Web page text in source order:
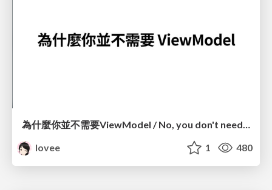
為什麼你並不需要ViewModel / No, you don't need a ViewModel
lovee
1 480